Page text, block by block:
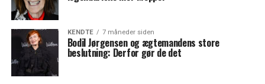
KENDTE 7 måneder siden
Bodil Jørgensen og ægtemandens store
beslutning: Derfor gør de det